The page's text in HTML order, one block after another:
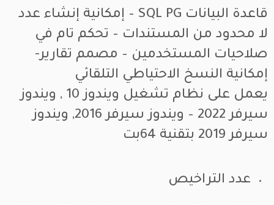
قاعدة البيانات SQL PG – إمكانية إنشاء عدد
لا محدود من المستندات – تحكم تام في
صلاحيات المستخدمين – مصمم تقارير-
إمكانية النسخ الاحتياطي التلقائي
يعمل على نظام تشغيل ويندوز 10 , ويندوز
سيرفر 2022 – ويندوز سيرفر 2016, ويندوز
سيرفر 2019 بتقنية 64بت
عدد التراخيص